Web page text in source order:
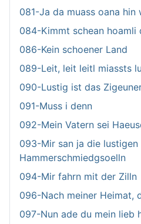
081-Ja da muass oana hin
084-Kimmt schean hoamli
086-Kein schoener Land
089-Leit, leit leitl miassts
090-Lustig ist das
091-Muss i denn
092-Mein Vatern sei
093-Mir san ja die lustigen
Hammerschmiedgsoelln
094-Mir fahrn mit der Zilln
096-Nach meiner Heimat,
097-Nun ade du mein lieb